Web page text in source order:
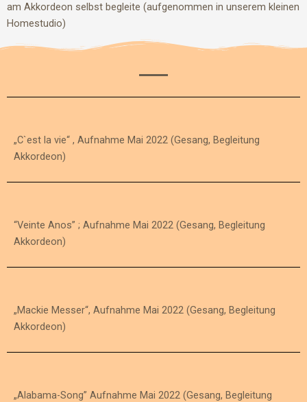
am Akkordeon selbst begleite (aufgenommen in unserem kleinen
Homestudio)
„C`est la vie“ , Aufnahme Mai 2022 (Gesang, Begleitung
Akkordeon)
“Veinte Anos” ; Aufnahme Mai 2022 (Gesang, Begleitung
Akkordeon)
„Mackie Messer“, Aufnahme Mai 2022 (Gesang, Begleitung
Akkordeon)
„Alabama-Song” Aufnahme Mai 2022 (Gesang, Begleitung